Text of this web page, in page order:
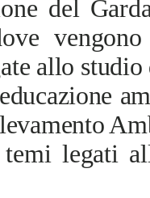
del
allo
temi legati